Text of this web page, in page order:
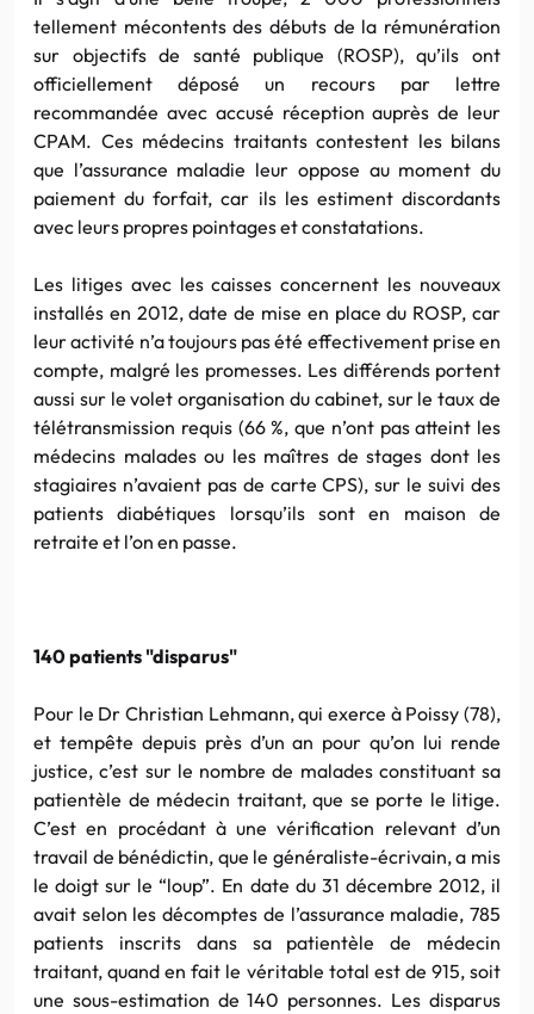
tellement mécontents des débuts de la rémunération
sur objectifs de santé publique (ROSP), qu’ils ont
officiellement déposé un recours par lettre
recommandée avec accusé réception auprès de leur
CPAM. Ces médecins traitants contestent les bilans
que l’assurance maladie leur oppose au moment du
paiement du forfait, car ils les estiment discordants
avec leurs propres pointages et constatations.
Les litiges avec les caisses concernent les nouveaux
installés en 2012, date de mise en place du ROSP, car
leur activité n’a toujours pas été effectivement prise en
compte, malgré les promesses. Les différends portent
aussi sur le volet organisation du cabinet, sur le taux de
télétransmission requis (66 %, que n’ont pas atteint les
médecins malades ou les maîtres de stages dont les
stagiaires n’avaient pas de carte CPS), sur le suivi des
patients diabétiques lorsqu’ils sont en maison de
retraite et l’on en passe.
140 patients "disparus"
Pour le Dr Christian Lehmann, qui exerce à Poissy (78),
et tempête depuis près d’un an pour qu’on lui rende
justice, c’est sur le nombre de malades constituant sa
patientèle de médecin traitant, que se porte le litige.
C’est en procédant à une vérification relevant d’un
travail de bénédictin, que le généraliste-écrivain, a mis
le doigt sur le “loup”. En date du 31 décembre 2012, il
avait selon les décomptes de l’assurance maladie, 785
patients inscrits dans sa patientèle de médecin
traitant, quand en fait le véritable total est de 915, soit
une sous-estimation de 140 personnes. Les disparus